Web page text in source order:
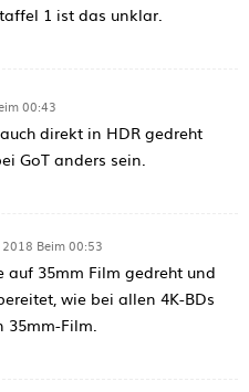
1 ist das unklar.
00:43
direkt in HDR gedreht
GoT anders sein.
Beim 00:53
auf 35mm Film gedreht und
wie bei allen 4K-BDs
35mm-Film.